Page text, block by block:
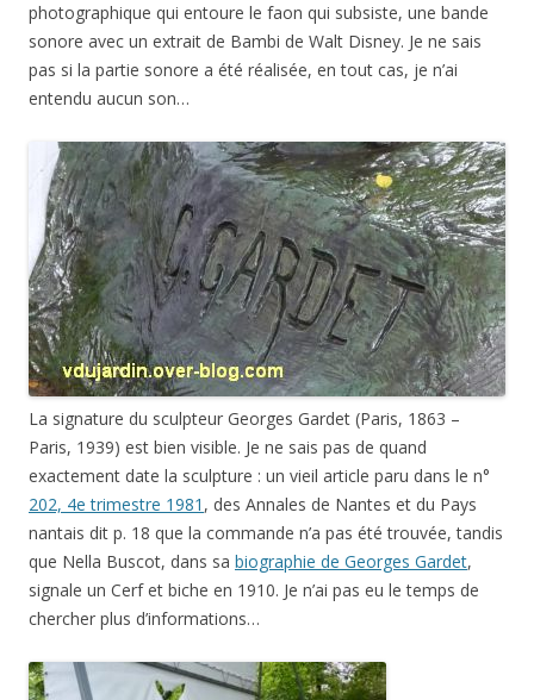
photographique qui entoure le faon qui subsiste, une bande
sonore avec un extrait de Bambi de Walt Disney. Je ne sais
pas si la partie sonore a été réalisée, en tout cas, je n’ai
entendu aucun son…
La signature du sculpteur Georges Gardet (Paris, 1863 –
Paris, 1939) est bien visible. Je ne sais pas de quand
exactement date la sculpture : un vieil article paru dans le n°
202, 4e trimestre 1981 , des Annales de Nantes et du Pays
nantais dit p. 18 que la commande n’a pas été trouvée, tandis
que Nella Buscot, dans sa biographie de Georges Gardet,
signale un Cerf et biche en 1910. Je n’ai pas eu le temps de
chercher plus d’informations…